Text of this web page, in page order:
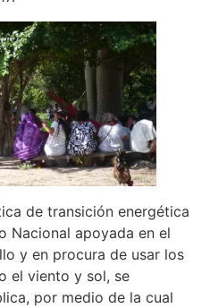
de transición energética
Nacional apoyada en el
y en procura de usar los
el viento y sol, se
por medio de la cual